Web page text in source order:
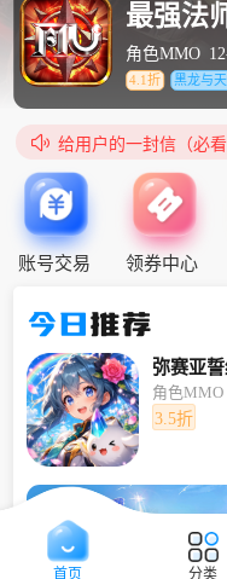
最强法
角色MMO
4.1折 黑龙与
 给用户的一封信（必看
账号交易 领券中心
今日推荐
弥赛亚
角色MMO
3.5折
首页 分类